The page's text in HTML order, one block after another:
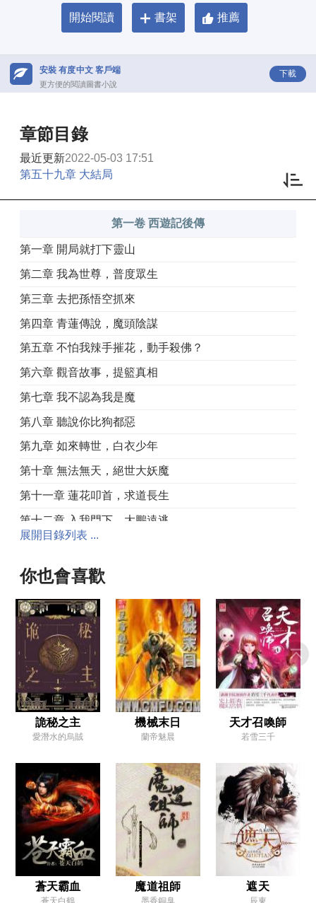
開始閱讀 書架 推薦
安裝 有度中文 客戶端
更方便的閱讀圖書小說
下載
章節目錄
最近更新2022-05-03 17:51
第五十九章 大結局
第一卷 西遊記後傳
第一章 開局就打下靈山
第二章 我為世尊，普度眾生
第三章 去把孫悟空抓來
第四章 青蓮傳說，魔頭陰謀
第五章 不怕我辣手摧花，動手殺佛？
第六章 觀音故事，提籃真相
第七章 我不認為我是魔
第八章 聽說你比狗都惡
第九章 如來轉世，白衣少年
第十章 無法無天，絕世大妖魔
第十一章 蓮花叩首，求道長生
第十二章 入我門下，大鵬遠逃
第十三章 這個世界出問題了
第十四章 三十三年，天命在我
第十六章 前途未卜，蓮花情緣
第十七章 你我畢竟師徒一場
第十八章 無天世尊，嫌疑人觀音
第十九章 出家人不打誑語
第二十章 舍利靈童，兩寶度魔劫
第二十一章 當世第一的無敵心
第二十二章 孔雀大明王，五色神光
第二十三章 區區一個三壇海會大神
第二十四章 觀音？我認識，那是我朋友
第二十五章 錯的不是她，是世界
第二十六章 凡間眾生，已經苦太久了
第二十七章 山精野怪，見識有限
展開目錄列表 ...
你也會喜歡
詭秘之主
愛潛水的烏賊
機械末日
蘭帝魅晨
天才召喚師
若雪三千
蒼天霸血 魔道祖師 遮天